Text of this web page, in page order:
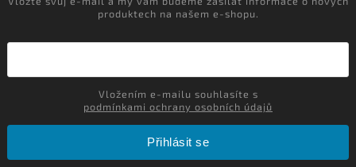
produktech na našem e-shopu.
podmínkami ochrany osobních údajů
Přihlásit se